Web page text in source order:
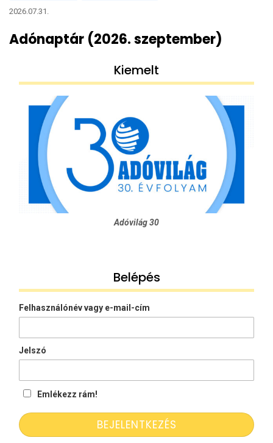
2026.07.31.
Adónaptár (2026. szeptember)
Kiemelt
Adóvilág 30
Belépés
Felhasználónév vagy e-mail-cím
Jelszó
Emlékezz rám!